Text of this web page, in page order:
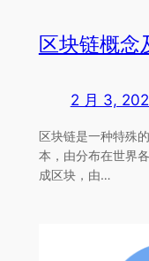
区块链概念
2 月 3,
区块链是一种特殊
本，由分布在世界
成区块，由…